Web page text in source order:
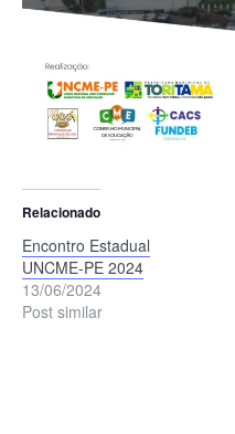
Relacionado
Encontro Estadual
UNCME-PE 2024
13/06/2024
Post similar